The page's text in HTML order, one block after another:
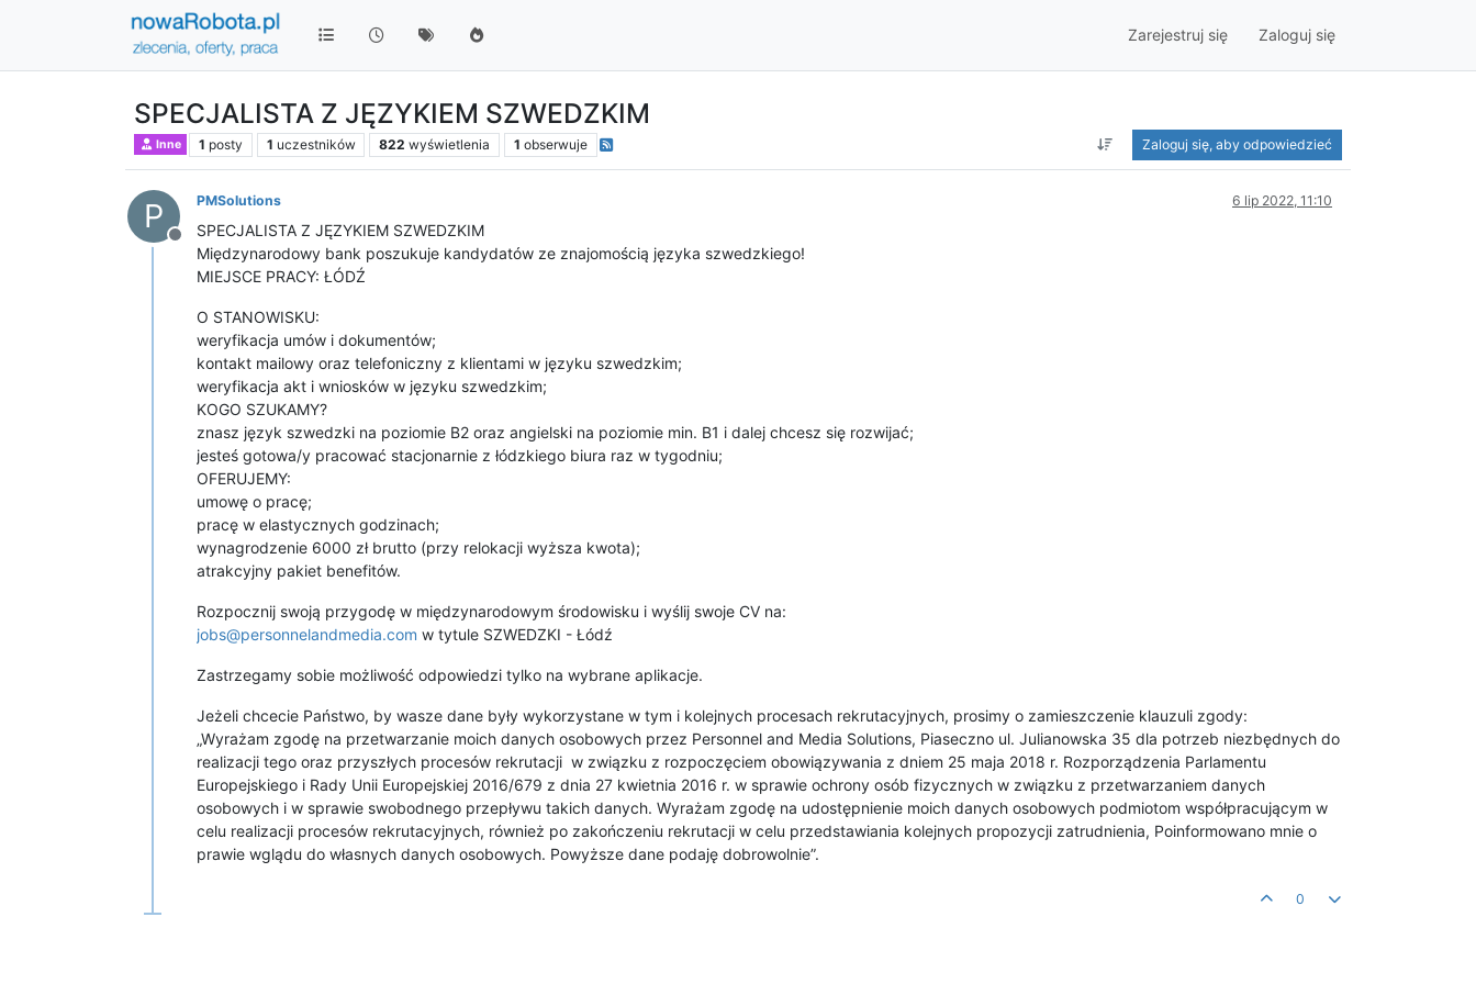
Zarejestruj się Zaloguj się
SPECJALISTA Z JĘZYKIEM SZWEDZKIM
Inne 1 posty 1 uczestników 822 wyświetlenia 1 obserwuje Zaloguj się, aby odpowiedzieć
P
Niedostępny
PMSolutions 6 lip 2022, 11:10
SPECJALISTA Z JĘZYKIEM SZWEDZKIM
Międzynarodowy bank poszukuje kandydatów ze znajomością języka szwedzkiego!
MIEJSCE PRACY: ŁÓDŹ
O STANOWISKU:
weryfikacja umów i dokumentów;
kontakt mailowy oraz telefoniczny z klientami w języku szwedzkim;
weryfikacja akt i wniosków w języku szwedzkim;
KOGO SZUKAMY?
znasz język szwedzki na poziomie B2 oraz angielski na poziomie min. B1 i dalej chcesz się rozwijać;
jesteś gotowa/y pracować stacjonarnie z łódzkiego biura raz w tygodniu;
OFERUJEMY:
umowę o pracę;
pracę w elastycznych godzinach;
wynagrodzenie 6000 zł brutto (przy relokacji wyższa kwota);
atrakcyjny pakiet benefitów.
Rozpocznij swoją przygodę w międzynarodowym środowisku i wyślij swoje CV na:
jobs@personnelandmedia.com w tytule SZWEDZKI - Łódź
Zastrzegamy sobie możliwość odpowiedzi tylko na wybrane aplikacje.
Jeżeli chcecie Państwo, by wasze dane były wykorzystane w tym i kolejnych procesach rekrutacyjnych, prosimy o zamieszczenie klauzuli zgody:
„Wyrażam zgodę na przetwarzanie moich danych osobowych przez Personnel and Media Solutions, Piaseczno ul. Julianowska 35 dla potrzeb niezbędnych do
realizacji tego oraz przyszłych procesów rekrutacji w związku z rozpoczęciem obowiązywania z dniem 25 maja 2018 r. Rozporządzenia Parlamentu
Europejskiego i Rady Unii Europejskiej 2016/679 z dnia 27 kwietnia 2016 r. w sprawie ochrony osób fizycznych w związku z przetwarzaniem danych
osobowych i w sprawie swobodnego przepływu takich danych. Wyrażam zgodę na udostępnienie moich danych osobowych podmiotom współpracującym w
celu realizacji procesów rekrutacyjnych, również po zakończeniu rekrutacji w celu przedstawiania kolejnych propozycji zatrudnienia, Poinformowano mnie o
prawie wglądu do własnych danych osobowych. Powyższe dane podaję dobrowolnie”.
0